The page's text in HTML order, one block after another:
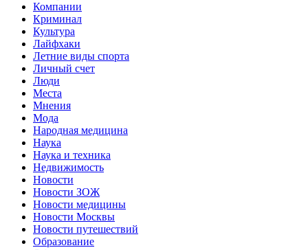
Компании
Криминал
Культура
Лайфхаки
Летние виды спорта
Личный счет
Люди
Места
Мнения
Мода
Народная медицина
Наука
Наука и техника
Недвижимость
Новости
Новости ЗОЖ
Новости медицины
Новости Москвы
Новости путешествий
Образование